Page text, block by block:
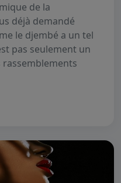
de la
déjà demandé
le djembé a un tel
pas seulement un